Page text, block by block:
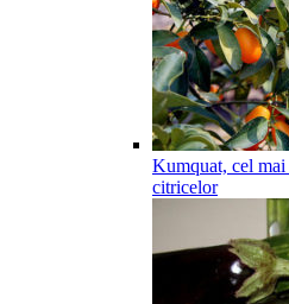
Kumquat, cel
citricelor